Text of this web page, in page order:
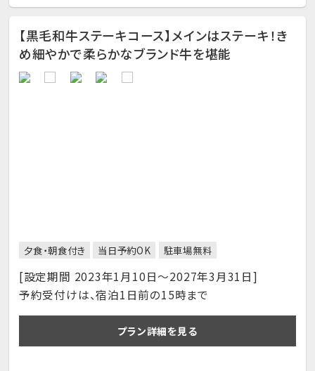
【黒毛和牛ステーキコース】メインはステーキ！き
め細やかで柔らかなブランド牛を堪能
夕食・朝食付き 当日予約OK 駐車場無料
[設定期間 2023年1月10日～2027年3月31日]
予約受付けは、宿泊1日前の15時まで
プラン詳細を見る